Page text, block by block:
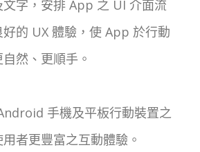
字，安排 App 之 UI 介面流
的 UX 體驗，使 App 於行動
然、更順手。
手機及平板行動裝置之
者更豐富之互動體驗。